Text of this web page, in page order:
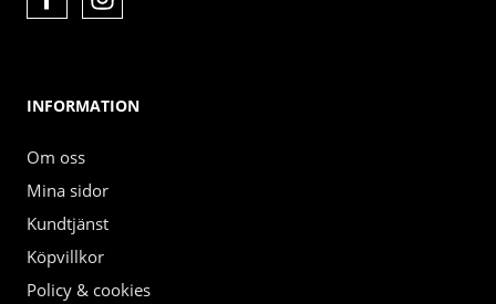
INFORMATION
Om oss
Mina sidor
Kundtjänst
Köpvillkor
Policy & cookies